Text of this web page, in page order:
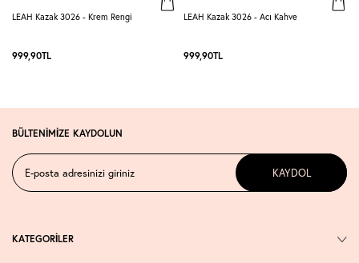
LEAH Kazak 3026 - Krem Rengi
999,90TL
LEAH Kazak 3026 - Acı Kahve
999,90TL
BÜLTENİMİZE KAYDOLUN
KAYDOL
KATEGORİLER